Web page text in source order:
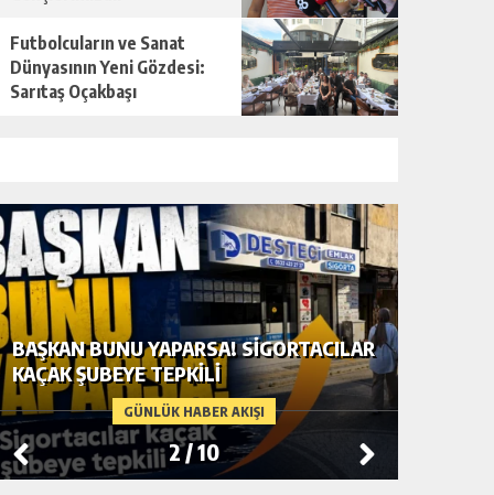
Futbolcuların ve Sanat
Dünyasının Yeni Gözdesi:
Sarıtaş Oçakbaşı
GÜNLÜK HABER AKIŞI
ARABULUCU ÜLKE PAKISTAN DUYURDU:
ABD ILE İRAN ANLAŞMAYA VARDI
3/10